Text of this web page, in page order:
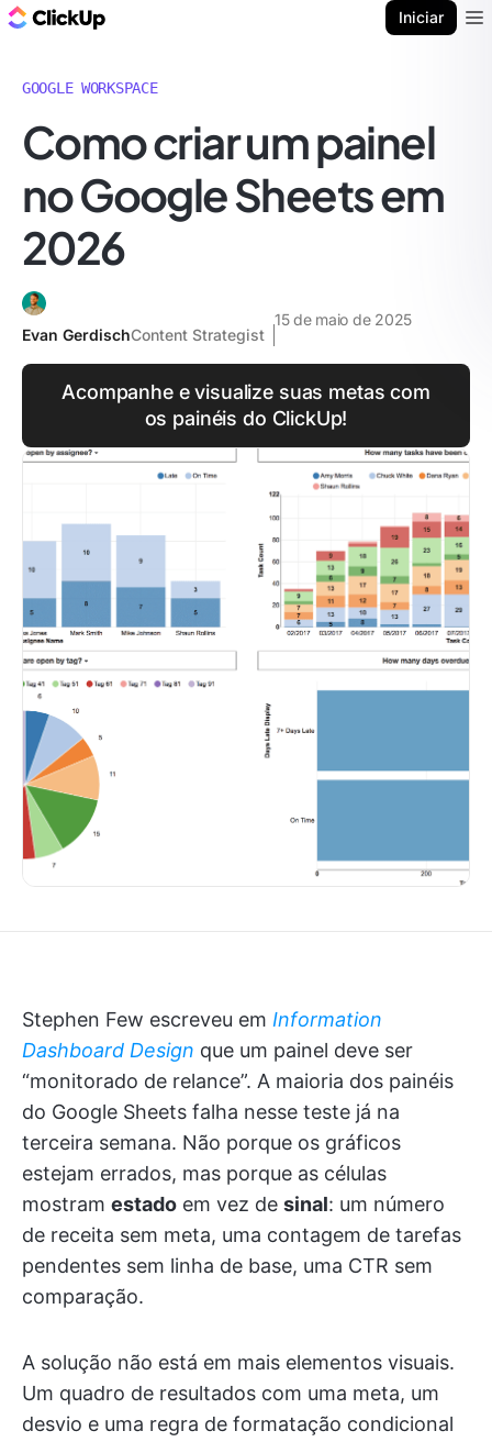
Iniciar
GOOGLE WORKSPACE
Como criar um painel
no Google Sheets em
2026
Evan GerdischContent Strategist
15 de maio de 2025
Acompanhe e visualize suas metas com
os painéis do ClickUp!
Stephen Few escreveu em Information
Dashboard Design que um painel deve ser
“monitorado de relance”. A maioria dos painéis
do Google Sheets falha nesse teste já na
terceira semana. Não porque os gráficos
estejam errados, mas porque as células
mostram estado em vez de sinal: um número
de receita sem meta, uma contagem de tarefas
pendentes sem linha de base, uma CTR sem
comparação.
A solução não está em mais elementos visuais.
Um quadro de resultados com uma meta, um
desvio e uma regra de formatação condicional